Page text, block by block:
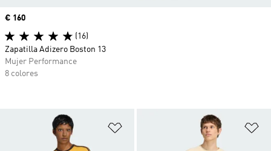
Añadir a la lista de deseos
Precio
€ 160
(16)
Zapatilla Adizero Boston 13
Mujer Performance
8 colores